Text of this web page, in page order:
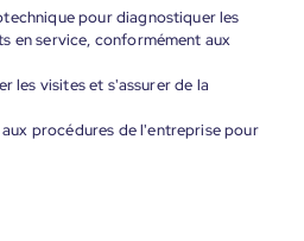
pour diagnostiquer les
en service, conformément aux
les visites et s'assurer de la
procédures de l'entreprise pour